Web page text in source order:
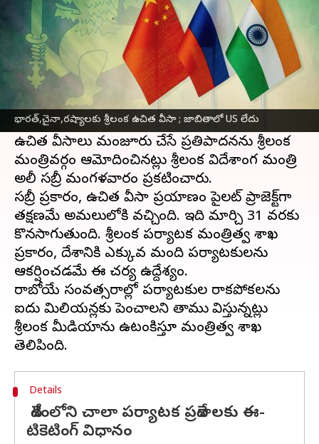
భారత్,చైనా,రష్యాలకు శ్రీలంక ఉచిత వీసా ; జాబితాలో US లేదు
Sirish Praharaju Oct 24, 2023 06:20 pm
ఈ వార్తాకథనం ఏంటి
భారత్
,చైనా,రష్యా,మలేషియా,జపాన్,ఇండోనేషియా,థాయ్‌
లాండ్ దేశాల ప్రయాణికులకు ఐదు నెలల పాటు
ఉచిత వీసాలు మంజూరు చేసే ప్రతిపాదనను శ్రీలంక
మంత్రివర్గం ఆమోదించినట్లు శ్రీలంక విదేశాంగ మంత్రి
అలీ సబ్రీ మంగళవారం ప్రకటించారు.
సబ్రీ ప్రకారం, ఉచిత వీసా ప్రయాణం పైలట్ ప్రాజెక్ట్‌గా
తక్షణమే అమలులోకి వచ్చింది. ఇది మార్చి 31 వరకు
కొనసాగుతుంది. శ్రీలంక పర్యాటక మంత్రిత్వ శాఖ
ప్రకారం, దేశానికి ఎక్కువ మంది పర్యాటకులను
ఆకర్షించడమే ఈ చర్య ఉద్దేశ్యం.
రాబోయే సంవత్సరాల్లో పర్యాటకుల రాకపోకలను
ఐదు మిలియన్లకు పెంచాలని తాము భావిస్తున్నట్లు
శ్రీలంక మీడియాను ఉటంకిస్తూ మంత్రిత్వ శాఖ
Details
దేశంలోని చాలా పర్యాటక ప్రదేశాలకు ఈ-
టికెటింగ్ విధానం